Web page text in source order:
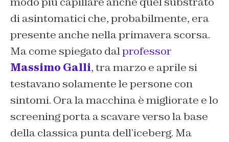
di asintomatici che, probabilmente, era
presente anche nella primavera scorsa.
Ma come spiegato dalprofessor
Massimo Galli, tra marzo e aprile si
testavano solamente le persone con
sintomi. Ora la macchina è migliorate e lo
screening porta a scavare verso la base
della classica punta dell’iceberg. Ma